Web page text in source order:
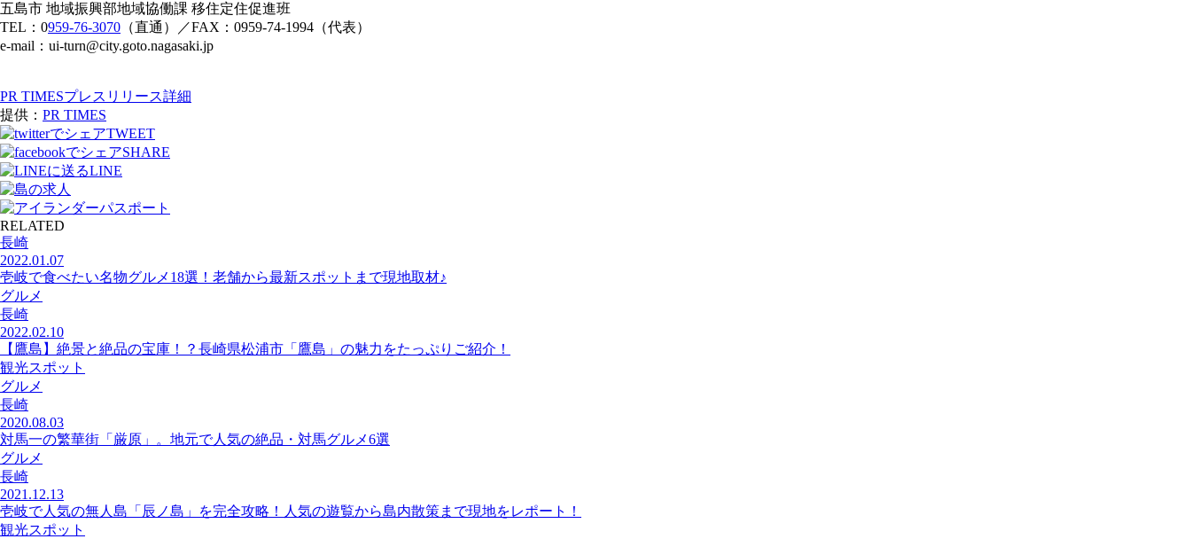
五島市 地域振興部地域協働課 移住定住促進班
TEL：0959-76-3070 （直通）／FAX：0959-74-1994（代表）
e-mail：ui-turn@city.goto.nagasaki.jp
PR TIMESプレスリリース詳細
提供： PR TIMES
TWEET
SHARE
LINE
RELATED
長崎
2022.01.07
壱岐で食べたい名物グルメ18選！老舗から最新スポットまで現地取材♪
グルメ
長崎
2022.02.10
【鷹島】絶景と絶品の宝庫！？長崎県松浦市「鷹島」の魅力をたっぷりご紹介！
観光スポット
グルメ
長崎
2020.08.03
対馬一の繁華街「厳原」。地元で人気の絶品・対馬グルメ6選
グルメ
長崎
2021.12.13
壱岐で人気の無人島「辰ノ島」を完全攻略！人気の遊覧から島内散策まで現地をレポート！
観光スポット